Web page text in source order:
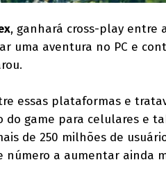
, ganhará cross-play entre
uma aventura no PC e
essas plataformas e
game para celulares e
de 250 milhões de
número a aumentar ainda